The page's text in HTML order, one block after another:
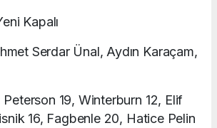
Kapalı
Serdar Ünal, Aydın Karaçam,
Peterson 19, Winterburn 12, Elif
16, Fagbenle 20, Hatice Pelin